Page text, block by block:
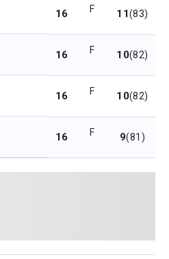
16 F 11(83)
16 F 10(82)
16 F 10(82)
16 F 9(81)